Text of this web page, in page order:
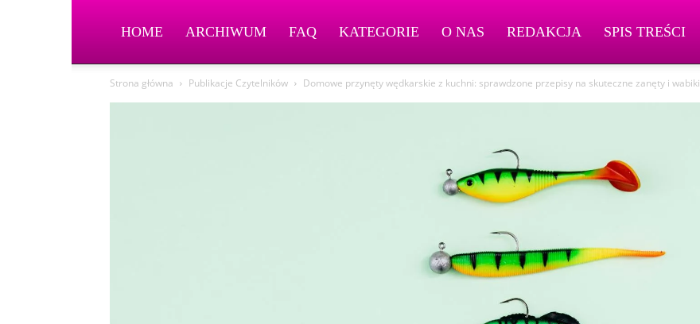
HOME ARCHIWUM FAQ KATEGORIE O NAS REDAKCJA SPIS TREŚCI
Strona główna Publikacje Czytelników Domowe przynęty wędkarskie z kuchni: sprawdzone przepisy na skuteczne zanęty i wabiki